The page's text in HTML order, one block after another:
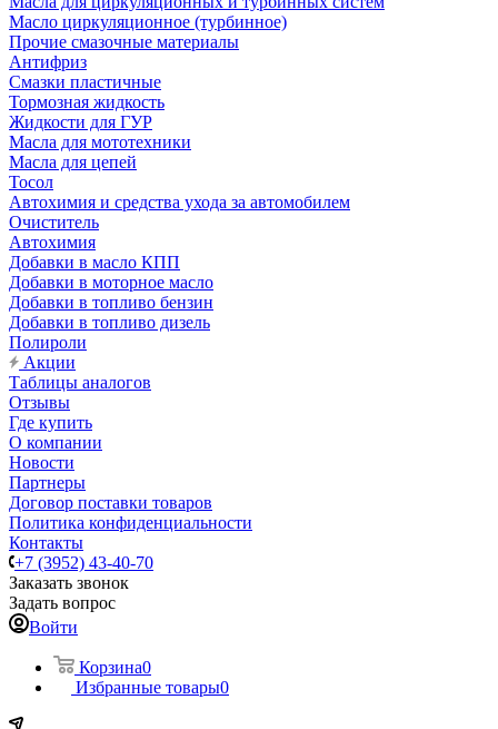
Масло циркуляционное (турбинное)
Прочие смазочные материалы
Антифриз
Смазки пластичные
Тормозная жидкость
Жидкости для ГУР
Масла для мототехники
Масла для цепей
Тосол
Автохимия и средства ухода за автомобилем
Очиститель
Автохимия
Добавки в масло КПП
Добавки в моторное масло
Добавки в топливо бензин
Добавки в топливо дизель
Полироли
Акции
Таблицы аналогов
Отзывы
Где купить
О компании
Новости
Партнеры
Договор поставки товаров
Политика конфиденциальности
Контакты
+7 (3952) 43-40-70
Заказать звонок
Задать вопрос
Войти
Корзина0
Избранные товары0